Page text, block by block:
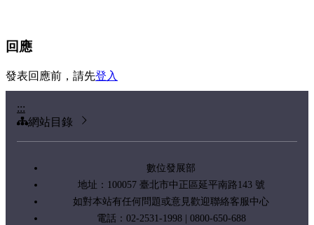
回應
發表回應前，請先登入
:::
網站目錄
數位發展部
地址：100057 臺北市中正區延平南路143 號
如對本站有任何問題或意見歡迎聯絡客服中心
電話：02-2531-1998 | 0800-650-688